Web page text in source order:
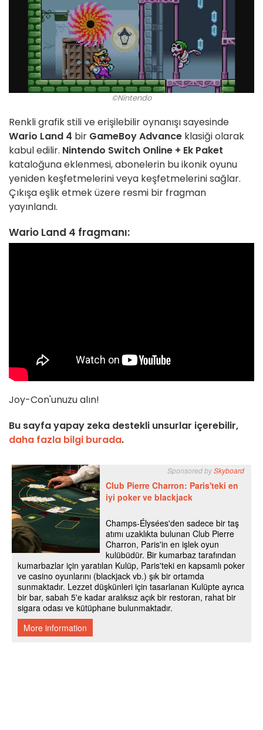
©Nintendo
Renkli grafik stili ve erişilebilir oynanışı sayesinde
Wario Land 4 bir GameBoy Advance klasiği olarak
kabul edilir. Nintendo Switch Online + Ek Paket
kataloğuna eklenmesi, abonelerin bu ikonik oyunu
yeniden keşfetmelerini veya keşfetmelerini sağlar.
Çıkışa eşlik etmek üzere resmi bir fragman
yayınlandı.
Wario Land 4 fragmanı:
Joy-Con'unuzu alın!
Bu sayfa yapay zeka destekli unsurlar içerebilir,
daha fazla bilgi burada.